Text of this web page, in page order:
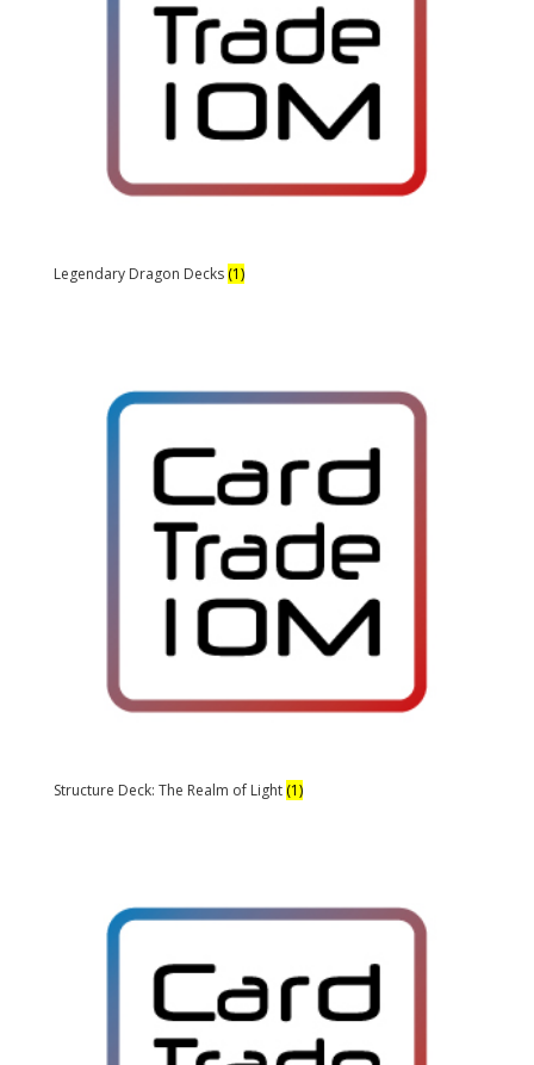
Legendary Dragon Decks (1)
Structure Deck: The Realm of Light (1)